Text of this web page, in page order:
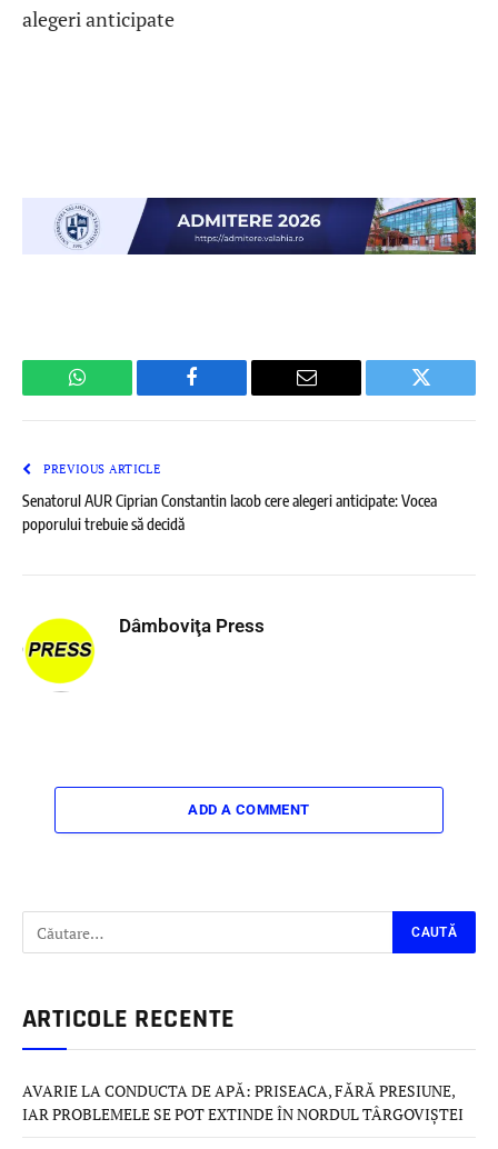
alegeri anticipate
WhatsApp Facebook Email Twitter
PREVIOUS ARTICLE
Senatorul AUR Ciprian Constantin Iacob cere alegeri anticipate: Vocea
poporului trebuie să decidă
Dâmboviţa Press
ADD A COMMENT
ARTICOLE RECENTE
AVARIE LA CONDUCTA DE APĂ: PRISEACA, FĂRĂ PRESIUNE,
IAR PROBLEMELE SE POT EXTINDE ÎN NORDUL TÂRGOVIȘTEI